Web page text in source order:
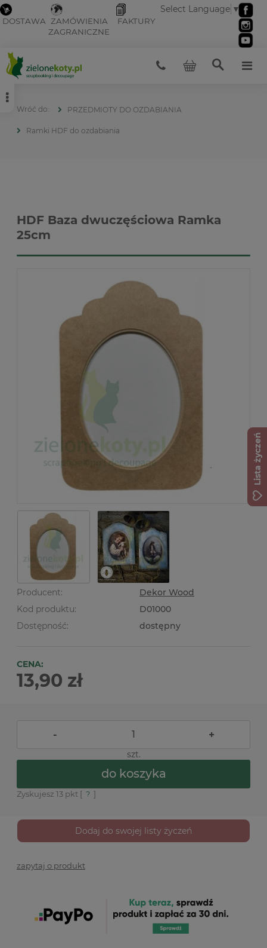
DOSTAWA ZAMÓWIENIA
ZAGRANICZNE
FAKTURY
Select Language ▼
PRZEDMIOTY DO OZDABIANIA
Ramki HDF do ozdabiania
HDF Baza dwuczęściowa Ramka
25cm
Producent:
Dekor Wood
Kod produktu:
D01000
Dostępność:
dostępny
CENA:
13,90 zł
- +
szt.
do koszyka
Zyskujesz 13 pkt [ ? ]
Dodaj do swojej listy życzeń
zapytaj o produkt
Lista życzeń